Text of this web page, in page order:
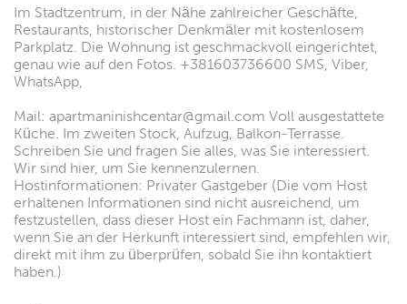
Im Stadtzentrum, in der Nähe zahlreicher Geschäfte,
Restaurants, historischer Denkmäler mit kostenlosem
Parkplatz. Die Wohnung ist geschmackvoll eingerichtet,
genau wie auf den Fotos. +381603736600 SMS, Viber,
WhatsApp,
Mail: apartmaninishcentar@gmail.com Voll ausgestattete
Küche. Im zweiten Stock, Aufzug, Balkon-Terrasse.
Schreiben Sie und fragen Sie alles, was Sie interessiert.
Wir sind hier, um Sie kennenzulernen.
Hostinformationen: Privater Gastgeber (Die vom Host
erhaltenen Informationen sind nicht ausreichend, um
festzustellen, dass dieser Host ein Fachmann ist, daher,
wenn Sie an der Herkunft interessiert sind, empfehlen wir,
direkt mit ihm zu überprüfen, sobald Sie ihn kontaktiert
haben.)